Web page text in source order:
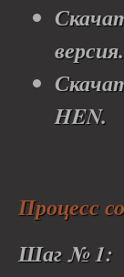
версия.
HEN.
Процесс
Шаг № 1: